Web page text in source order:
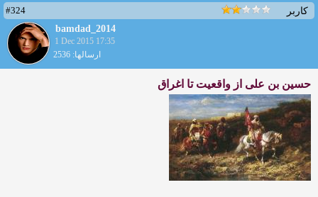
کاربر
#324
bamdad_2014
1 Dec 2015 17:35
ارسالها: 2536
حسين بن علی از واقعيت تا اغراق